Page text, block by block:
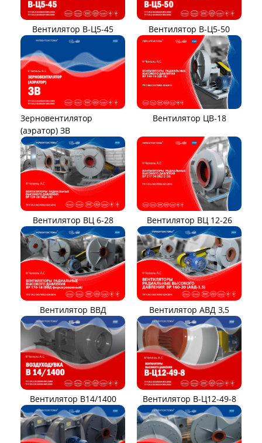
Вентилятор В-Ц5-45 Вентилятор В-Ц5-50
Зерновентилятор
(аэратор) ЗВ
Вентилятор ЦВ-18
Вентилятор ВЦ 6-28 Вентилятор ВЦ 12-26
Вентилятор ВВД Вентилятор АВД 3,5
Вентилятор В14/1400 Вентилятор В-Ц12-49-8